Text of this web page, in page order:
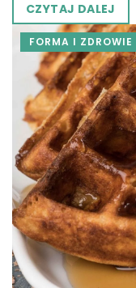
CZYTAJ DALEJ
FORMA I ZDROWIE